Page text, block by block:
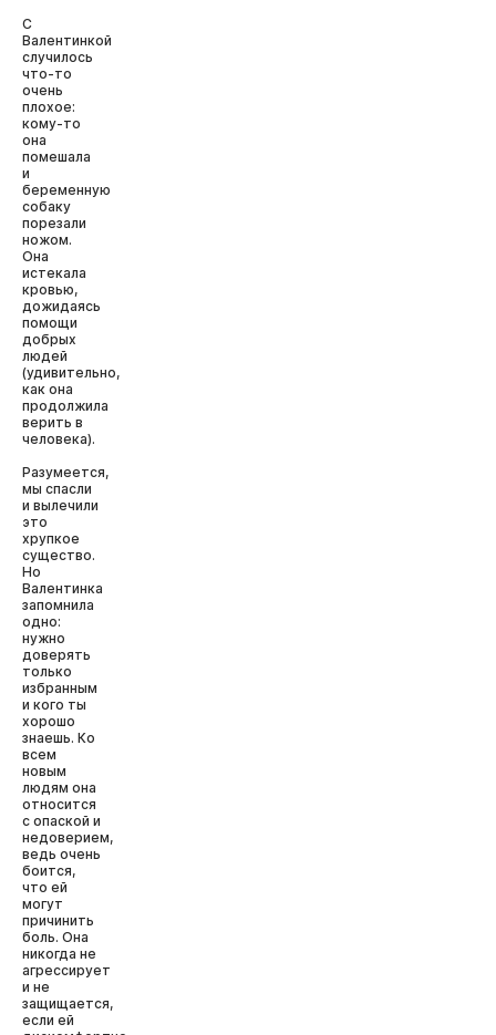
С
Валентинкой
случилось
что-то
очень
плохое:
кому-то
она
помешала
и
беременную
собаку
порезали
ножом.
Она
истекала
кровью,
дожидаясь
помощи
добрых
людей
(удивительно,
как она
продолжила
верить в
человека).
Разумеется,
мы спасли
и вылечили
это
хрупкое
существо.
Но
Валентинка
запомнила
одно:
нужно
доверять
только
избранным
и кого ты
хорошо
знаешь. Ко
всем
новым
людям она
относится
с опаской и
недоверием,
ведь очень
боится,
что ей
могут
причинить
боль. Она
никогда не
агрессирует
и не
защищается,
если ей